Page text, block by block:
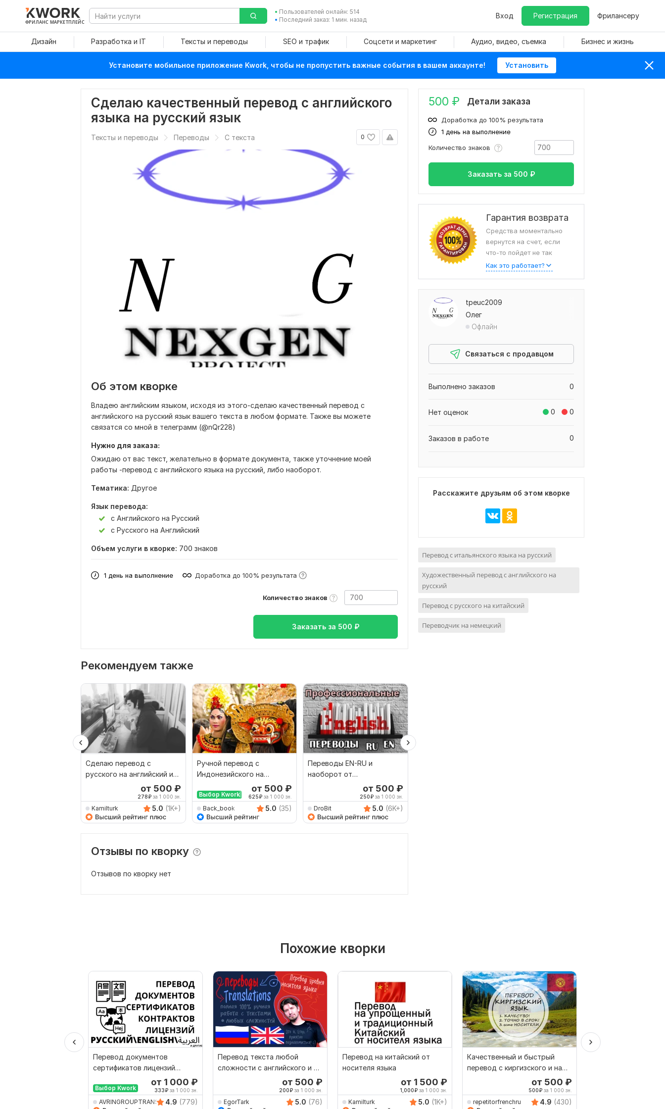
ФРИЛАНС МАРКЕТПЛЕЙС
Пользователей онлайн: 514
Последний заказ: 1 мин. назад
Вход Регистрация Фрилансеру
Дизайн Разработка и IT Тексты и переводы SEO и трафик Соцсети и маркетинг Аудио, видео, съемка Бизнес и жизнь
Установите мобильное приложение Kwork, чтобы не пропустить важные события в вашем аккаунте! Установить
Сделаю качественный перевод с английского
языка на русский язык
0
Тексты и переводы Переводы С текста
Об этом кворке
Владею английским языком, исходя из этого-сделаю качественный перевод с
английского на русский язык вашего текста в любом формате. Также вы можете
связатся со мной в телеграмм (@nQr228)
Нужно для заказа:
Ожидаю от вас текст, желательно в формате документа, также уточнение моей
работы -перевод с английского языка на русский, либо наоборот.
Тематика: Другое
Язык перевода:
с Английского на Русский
с Русского на Английский
Объем услуги в кворке: 700 знаков
1 день на выполнение Доработка до 100% результата
Количество знаков
Заказать за 500 ₽
Рекомендуем также
Сделаю перевод с
русского на английский и
от 500 ₽
278₽за 1 000 зн.
Kamilturk 5.0 (1K+)
Ручной перевод с
Индонезийского на
Русский и наоборот
Выбор Kwork
от 500 ₽
625₽ за 1 000 зн.
Back_book 5.0 (35)
Переводы EN-RU и
наоборот от
от 500 ₽
250₽за 1 000 зн.
DroBit 5.0 (6K+)
Отзывы по кворку
Отзывов по кворку нет
500 ₽ Детали заказа
1 день на выполнение
Доработка до 100% результата
Количество знаков
Заказать за 500 ₽
Гарантия возврата
Средства моментально
вернутся на счет, если
что-то пойдет не так
Как это работает?
tpeuc2009
Олег
Офлайн
Связаться с продавцом
0
Выполнено заказов
0 0
Нет оценок
0
Заказов в работе
Расскажите друзьям об этом кворке
Перевод с итальянского языка на русский
Художественный перевод с английского на
русский
Перевод с русского на китайский
Переводчик на немецкий
Похожие кворки
Перевод документов
сертификатов лицензий
контрактов апостилей
document
Выбор Kwork
от 1 000 ₽
333₽ за 1 000 зн.
AVRINGROUPTRANSLATIO
4.9 (779)
Перевод текста любой
сложности с английского и на
от 500 ₽
200₽ за 1 000 зн.
EgorTark 5.0 (76)
Перевод на китайский от
носителя языка
от 1 500 ₽
1,000₽ за 1 000 зн.
Kamilturk 5.0 (1K+)
Качественный и быстрый
перевод с киргизского и на
от 500 ₽
500₽ за 1 000 зн.
repetitorfrenchru 4.9 (430)